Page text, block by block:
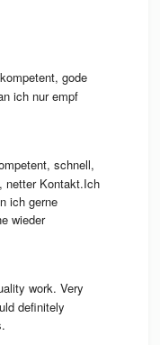
gode
ich nur empf
schnell,
netter Kontakt.Ich
ich gerne
wieder
work. Very
definitely